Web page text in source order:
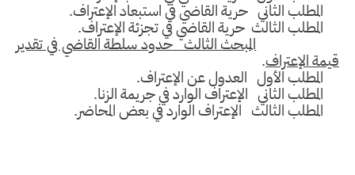
الثاني حرية القاضي في استبعاد الإعتراف.
الثالث حرية القاضي في تجزئة الإعتراف.
المبحث الثالث حدود سلطة القاضي في تقدير
الإعتراف.
الأول العدول عن الإعتراف.
الثاني الإعتراف الوارد في جريمة الزنا.
الثالث الإعتراف الوارد في بعض المحاضر.